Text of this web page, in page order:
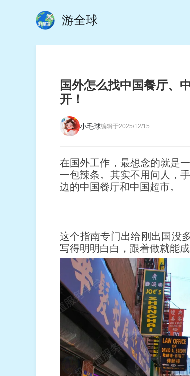
游全球
国外怎么找中国餐厅、
开！
小毛球编辑于2025/12/15
在国外工作，最想念的就是
一包辣条。其实不用问人，
边的中国餐厅和中国超市。
这个指南专门出给刚出国没
写得明明白白，跟着做就能成